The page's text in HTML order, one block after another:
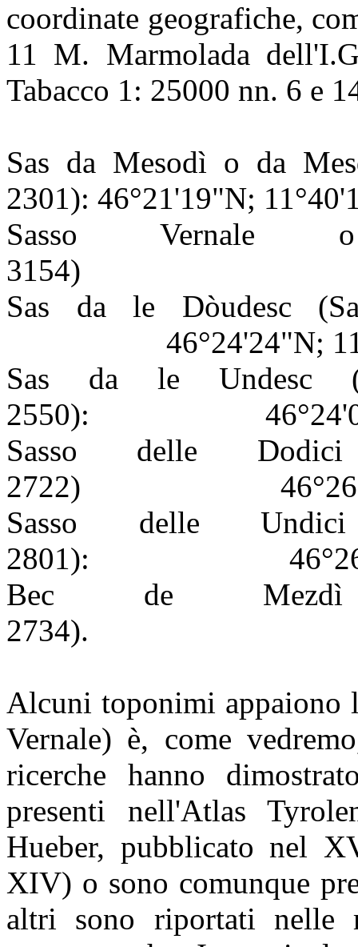
coordinate geografiche,
11 M. Marmolada
Tabacco 1: 25000 nn. 6 e
Sas da Mesodì o da
2301): 46°21'19"N;
Sasso
3154)
Sas da le Dòudesc
46°24'24"N;
Sas da le Undesc
2550):
Sasso delle
2722)
Sasso delle
2801):
Bec de
2734).
Alcuni toponimi appaiono
Vernale) è, come
ricerche hanno
presenti nell'Atlas
Hueber, pubblicato nel
XIV) o sono comunque
altri sono riportati nelle